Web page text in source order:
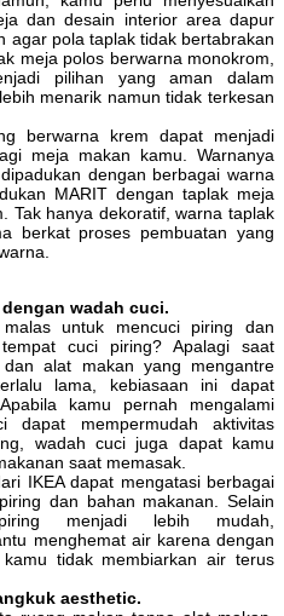
dan desain interior area dapur
agar pola taplak tidak bertabrakan
meja polos berwarna monokrom,
pilihan yang aman dalam
menarik namun tidak terkesan
berwarna krem dapat menjadi
meja makan kamu. Warnanya
dengan berbagai warna
MARIT dengan taplak meja
Tak hanya dekoratif, warna taplak
berkat proses pembuatan yang
wadah cuci.
untuk mencuci piring dan
cuci piring? Apalagi saat
alat makan yang mengantre
lama, kebiasaan ini dapat
kamu pernah mengalami
dapat mempermudah aktivitas
wadah cuci juga dapat kamu
saat memasak.
IKEA dapat mengatasi berbagai
dan bahan makanan. Selain
menjadi lebih mudah,
menghemat air karena dengan
tidak membiarkan air terus
aesthetic.